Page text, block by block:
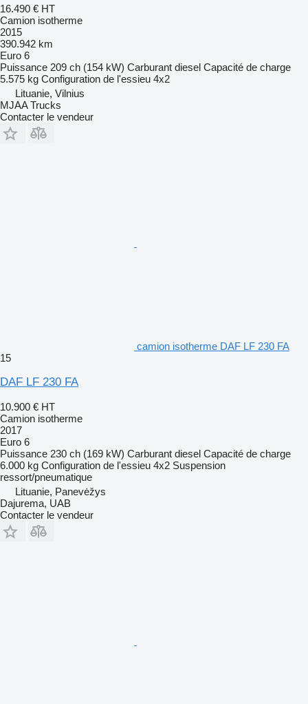
16.490 € HT
Camion isotherme
2015
390.942 km
Euro 6
Puissance 209 ch (154 kW) Carburant diesel Capacité de charge
5.575 kg Configuration de l'essieu 4x2
Lituanie, Vilnius
MJAA Trucks
Contacter le vendeur
camion isotherme DAF LF 230 FA
15
DAF LF 230 FA
10.900 € HT
Camion isotherme
2017
Euro 6
Puissance 230 ch (169 kW) Carburant diesel Capacité de charge
6.000 kg Configuration de l'essieu 4x2 Suspension
ressort/pneumatique
Lituanie, Panevėžys
Dajurema, UAB
Contacter le vendeur